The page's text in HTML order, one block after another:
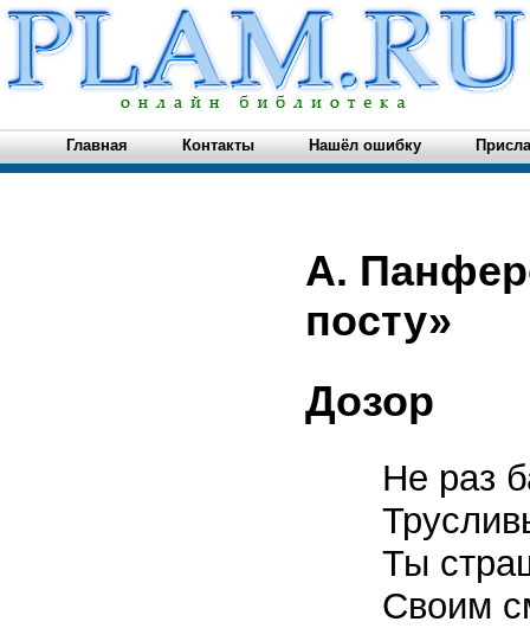
Главная Контакты Нашёл ошибку
А.
посту»
Дозор
Не раз
Ты
Своим